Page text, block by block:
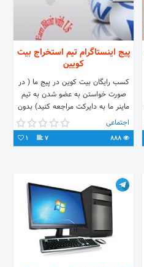
پیج اینستاگرام تیم استخراج بیت
کویین
کسب رایگان بیت کوین در پیج ما ( در
صورت خواستن به عضو شدن به تیم
ماینر ما به دایرکت مراجعه کنید) بدون
نیاز به سرمایه و سخت افزار قدرتمند
اجتماعی
7
1